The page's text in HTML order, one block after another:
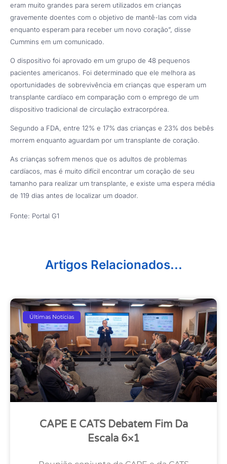
eram muito grandes para serem utilizados em crianças
gravemente doentes com o objetivo de mantê-las com vida
enquanto esperam para receber um novo coração”, disse
Cummins em um comunicado.
O dispositivo foi aprovado em um grupo de 48 pequenos
pacientes americanos. Foi determinado que ele melhora as
oportunidades de sobrevivência em crianças que esperam um
transplante cardíaco em comparação com o emprego de um
dispositivo tradicional de circulação extracorpórea.
Segundo a FDA, entre 12% e 17% das crianças e 23% dos bebês
morrem enquanto aguardam por um transplante de coração.
As crianças sofrem menos que os adultos de problemas
cardíacos, mas é muito difícil encontrar um coração de seu
tamanho para realizar um transplante, e existe uma espera média
de 119 dias antes de localizar um doador.
Fonte: Portal G1
Artigos Relacionados...
Últimas Notícias
CAPE E CATS Debatem Fim Da
Escala 6×1